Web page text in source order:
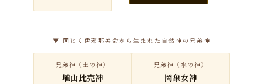
▼ 同じく伊邪那美命から生まれた自然神の兄弟神
兄弟神（土の神）
埴山比売神
兄弟神（水の神）
罔象女神